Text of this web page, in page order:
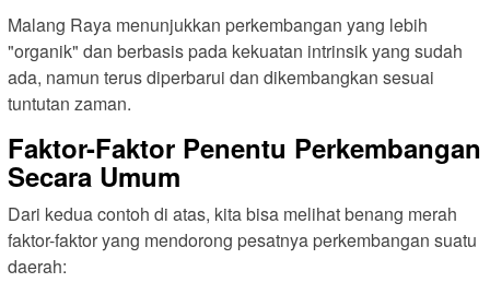
Malang Raya menunjukkan perkembangan yang lebih
"organik" dan berbasis pada kekuatan intrinsik yang sudah
ada, namun terus diperbarui dan dikembangkan sesuai
tuntutan zaman.
Faktor-Faktor Penentu Perkembangan
Secara Umum
Dari kedua contoh di atas, kita bisa melihat benang merah
faktor-faktor yang mendorong pesatnya perkembangan suatu
daerah: